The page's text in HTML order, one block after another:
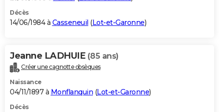
Décès
14/06/1984 à Casseneuil (Lot-et-Garonne)
Jeanne LADHUIE (85 ans)
Créer une cagnotte obsèques
Naissance
04/11/1897 à Monflanquin (Lot-et-Garonne)
Décès